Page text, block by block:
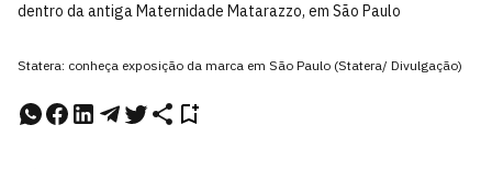
dentro da antiga Maternidade Matarazzo, em São Paulo
Statera: conheça exposição da marca em São Paulo (Statera/ Divulgação)